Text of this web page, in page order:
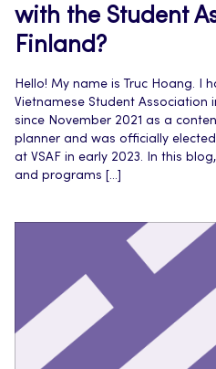
with the Student
Finland?
Hello! My name is Truc Hoang. I
Vietnamese Student Association
since November 2021 as a
planner and was officially
at VSAF in early 2023. In this
and programs […]